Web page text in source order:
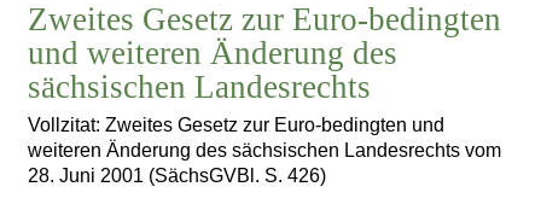
Zweites Gesetz zur Euro-bedingten
und weiteren Änderung des
sächsischen Landesrechts
Vollzitat: Zweites Gesetz zur Euro-bedingten und
weiteren Änderung des sächsischen Landesrechts vom
28. Juni 2001 (SächsGVBl. S. 426)